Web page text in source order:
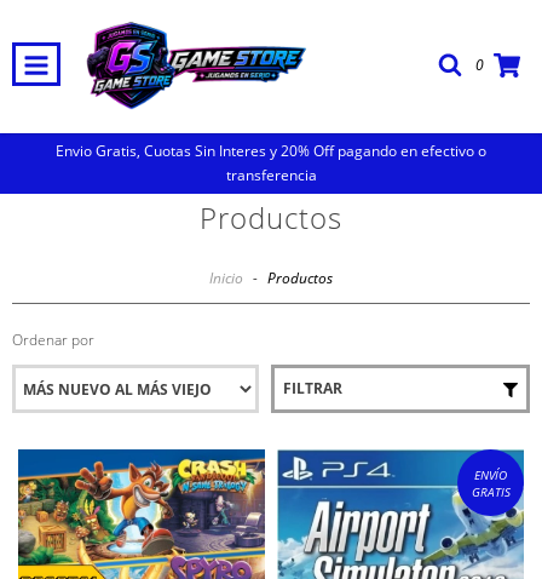
0
Envio Gratis, Cuotas Sin Interes y 20% Off pagando en efectivo o
transferencia
Productos
Inicio - Productos
Ordenar por
FILTRAR
ENVÍO
GRATIS